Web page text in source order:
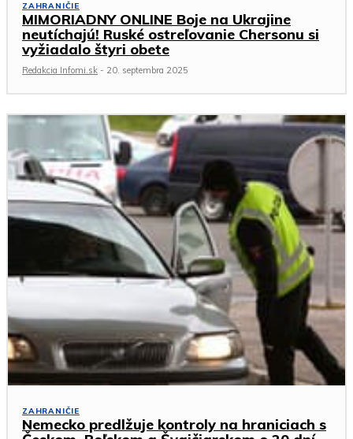
ZAHRANIČIE
MIMORIADNY ONLINE Boje na Ukrajine
neutíchajú! Ruské ostreľovanie Chersonu si
vyžiadalo štyri obete
Redakcia Infomi.sk - 20. septembra 2025
ZAHRANIČIE
Nemecko predlžuje kontroly na hraniciach s